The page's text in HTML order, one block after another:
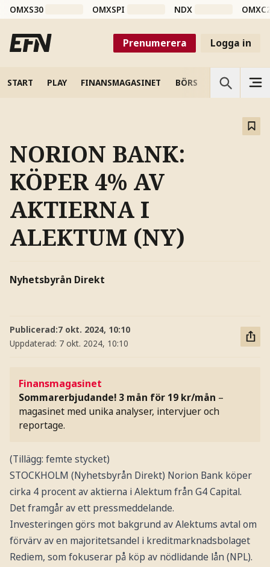
OMXS30 OMXSPI NDX
Prenumerera Logga in
START PLAY FINANSMAGASINET BÖRS VETENSKAP
NORION BANK:
KÖPER 4% AV
AKTIERNA I
ALEKTUM (NY)
Nyhetsbyrån Direkt
Publicerad:7 okt. 2024, 10:10
Uppdaterad: 7 okt. 2024, 10:10
Finansmagasinet
Sommarerbjudande! 3 mån för 19 kr/mån –
magasinet med unika analyser, intervjuer och
reportage.
(Tillägg: femte stycket)
STOCKHOLM (Nyhetsbyrån Direkt) Norion Bank köper
cirka 4 procent av aktierna i Alektum från G4 Capital.
Det framgår av ett pressmeddelande.
Investeringen görs mot bakgrund av Alektums avtal om
förvärv av en majoritetsandel i kreditmarknadsbolaget
Rediem, som fokuserar på köp av nödlidande lån (NPL).